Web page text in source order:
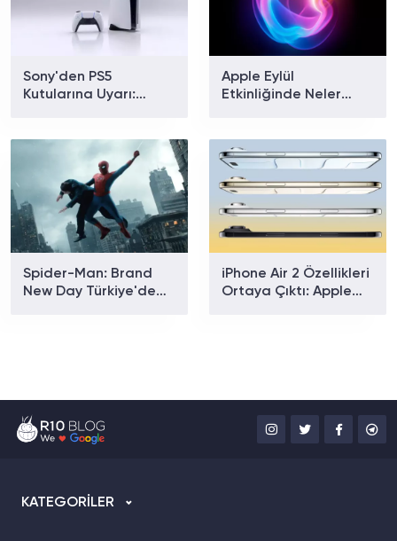
Sony'den PS5
Kutularına Uyarı:
Apple Eylül
Etkinliğinde Neler
iPhone İçin Geri Sayım
Başladı!
Spider-Man: Brand
New Day Türkiye'de
iPhone Air 2 Özellikleri
Ortaya Çıktı: Apple
KATEGORİLER